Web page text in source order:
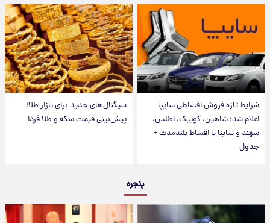
شرایط تازه فروش اقساطی سایپا
اعلام شد؛ شاهین، کوییک، اطلس،
سهند و ساینا با اقساط بلندمدت +
جدول
سیگنال‌های جدید برای بازار طلا؛
پیش‌بینی قیمت سکه و طلا فردا
پنجره